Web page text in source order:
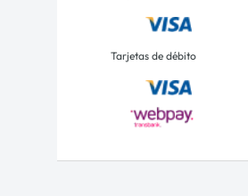
Tarjetas de débito